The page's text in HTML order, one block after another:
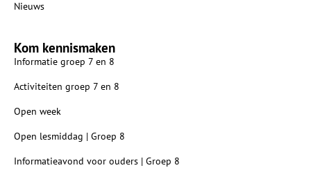
Nieuws
Kom kennismaken
Informatie groep 7 en 8
Activiteiten groep 7 en 8
Open week
Open lesmiddag | Groep 8
Informatieavond voor ouders | Groep 8